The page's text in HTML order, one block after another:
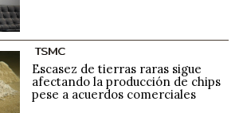
TSMC
Escasez de tierras raras sigue
afectando la producción de chips
pese a acuerdos comerciales